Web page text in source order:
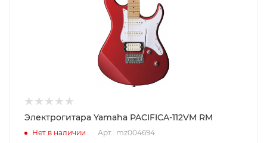
Электрогитара Yamaha PACIFICA-112VM RM
Нет в наличии Арт.: mz004694